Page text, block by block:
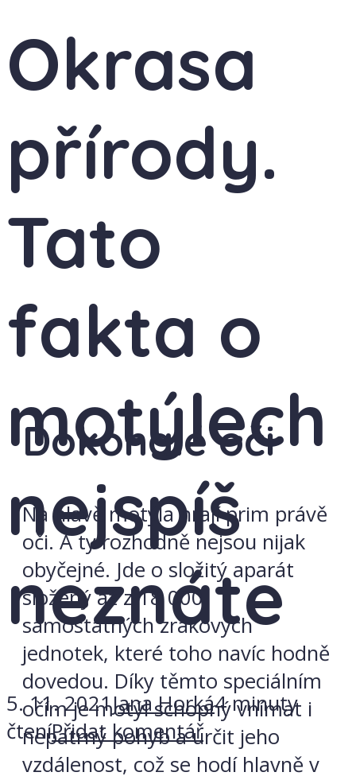
Okrasa
přírody.
Tato
fakta o
motýlech
nejspíš
neznáte
5. 11. 2021Jana Horká4 minuty
čteníPřidat komentář
Dokonalé oči
Na hlavě motýla hrají prim právě
oči. A ty rozhodně nejsou nijak
obyčejné. Jde o složitý aparát
složený až z 18 000
samostatných zrakových
jednotek, které toho navíc hodně
dovedou. Díky těmto speciálním
očím je motýl schopný vnímat i
nepatrný pohyb a určit jeho
vzdálenost, což se hodí hlavně v